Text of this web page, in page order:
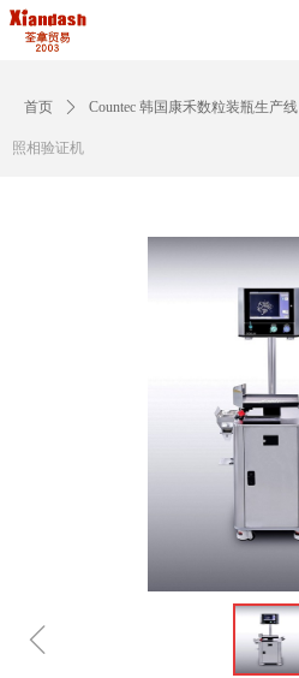
首页 ꄲ Countec 韩国康禾数粒装瓶生产线
照相验证机
ꁆ